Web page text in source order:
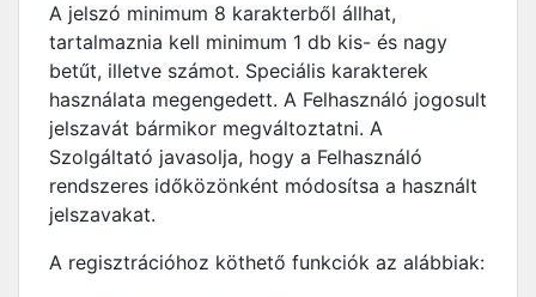
A jelszó minimum 8 karakterből állhat,
tartalmaznia kell minimum 1 db kis- és nagy
betűt, illetve számot. Speciális karakterek
használata megengedett. A Felhasználó jogosult
jelszavát bármikor megváltoztatni. A
Szolgáltató javasolja, hogy a Felhasználó
rendszeres időközönként módosítsa a használt
jelszavakat.
A regisztrációhoz köthető funkciók az alábbiak: